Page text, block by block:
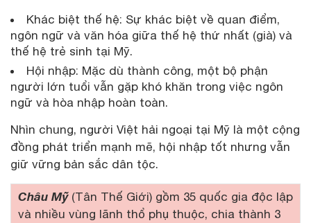
Khác biệt thế hệ: Sự khác biệt về quan điểm,
ngôn ngữ và văn hóa giữa thế hệ thứ nhất (già) và
thế hệ trẻ sinh tại Mỹ.
Hội nhập: Mặc dù thành công, một bộ phận
người lớn tuổi vẫn gặp khó khăn trong việc ngôn
ngữ và hòa nhập hoàn toàn.
Nhìn chung, người Việt hải ngoại tại Mỹ là một cộng
đồng phát triển mạnh mẽ, hội nhập tốt nhưng vẫn
giữ vững bản sắc dân tộc.
Châu Mỹ(Tân Thế Giới) gồm 35 quốc gia độc lập
và nhiều vùng lãnh thổ phụ thuộc, chia thành 3